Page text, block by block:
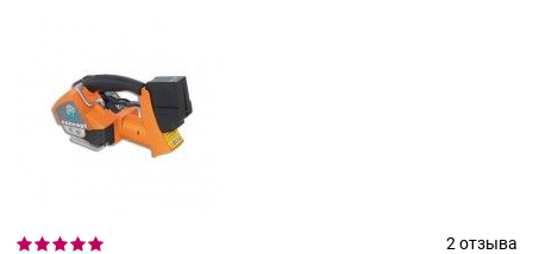
2 отзыва